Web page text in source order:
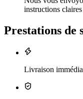
instructions
Prestations de
Livraison